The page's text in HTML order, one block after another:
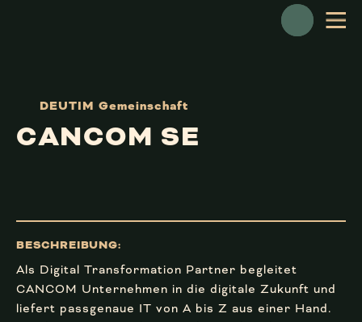
DEUTIM Gemeinschaft
CANCOM SE
BESCHREIBUNG:
Als Digital Transformation Partner begleitet
CANCOM Unternehmen in die digitale Zukunft und
liefert passgenaue IT von A bis Z aus einer Hand.